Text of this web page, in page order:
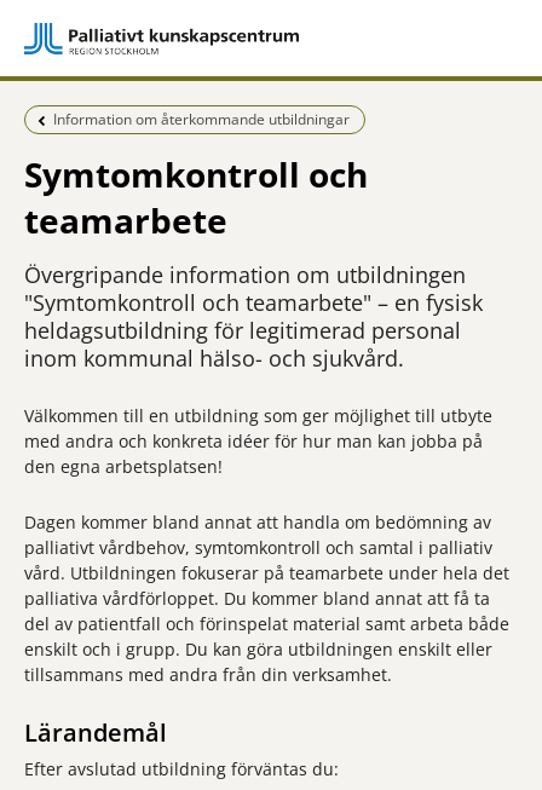
Föregående sida:
Information om återkommande utbildningar
Symtomkontroll och
teamarbete
Övergripande information om utbildningen
"Symtomkontroll och teamarbete" – en fysisk
heldagsutbildning för legitimerad personal
inom kommunal hälso- och sjukvård.
Välkommen till en utbildning som ger möjlighet till utbyte
med andra och konkreta idéer för hur man kan jobba på
den egna arbetsplatsen!
Dagen kommer bland annat att handla om bedömning av
palliativt vårdbehov, symtomkontroll och samtal i palliativ
vård. Utbildningen fokuserar på teamarbete under hela det
palliativa vårdförloppet. Du kommer bland annat att få ta
del av patientfall och förinspelat material samt arbeta både
enskilt och i grupp. Du kan göra utbildningen enskilt eller
tillsammans med andra från din verksamhet.
Lärandemål
Efter avslutad utbildning förväntas du: